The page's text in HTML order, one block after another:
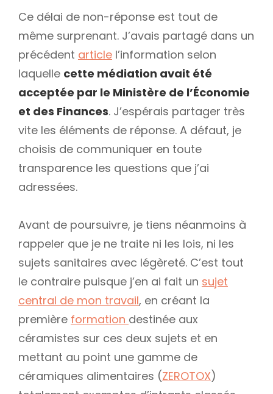
Ce délai de non-réponse est tout de
même surprenant. J’avais partagé dans un
précédent article l’information selon
laquelle cette médiation avait été
acceptée par le Ministère de l’Économie
et des Finances. J’espérais partager très
vite les éléments de réponse. A défaut, je
choisis de communiquer en toute
transparence les questions que j’ai
adressées.
Avant de poursuivre, je tiens néanmoins à
rappeler que je ne traite ni les lois, ni les
sujets sanitaires avec légèreté. C’est tout
le contraire puisque j’en ai fait un sujet
central de mon travail, en créant la
première formation destinée aux
céramistes sur ces deux sujets et en
mettant au point une gamme de
céramiques alimentaires (ZEROTOX)